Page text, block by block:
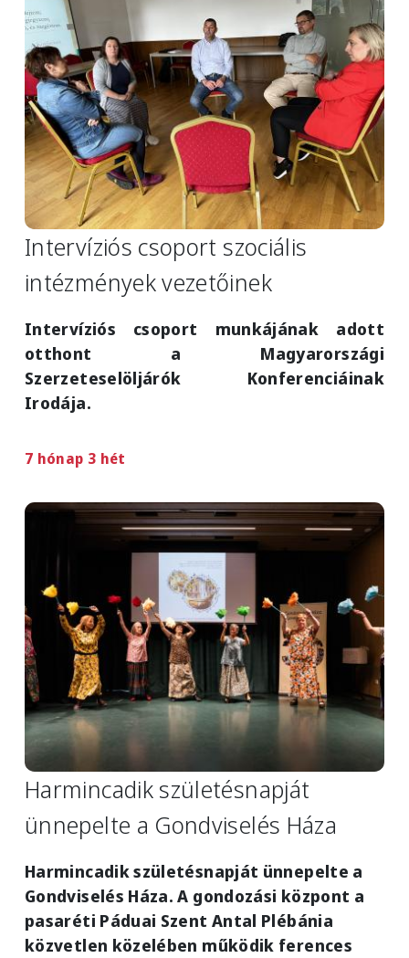
Intervíziós csoport szociális
intézmények vezetőinek
Intervíziós csoport munkájának adott
otthont a Magyarországi
Szerzeteselöljárók Konferenciáinak
Irodája.
7 hónap 3 hét
Image
Harmincadik születésnapját
ünnepelte a Gondviselés Háza
Harmincadik születésnapját ünnepelte a
Gondviselés Háza. A gondozási központ a
pasaréti Páduai Szent Antal Plébánia
közvetlen közelében működik ferences